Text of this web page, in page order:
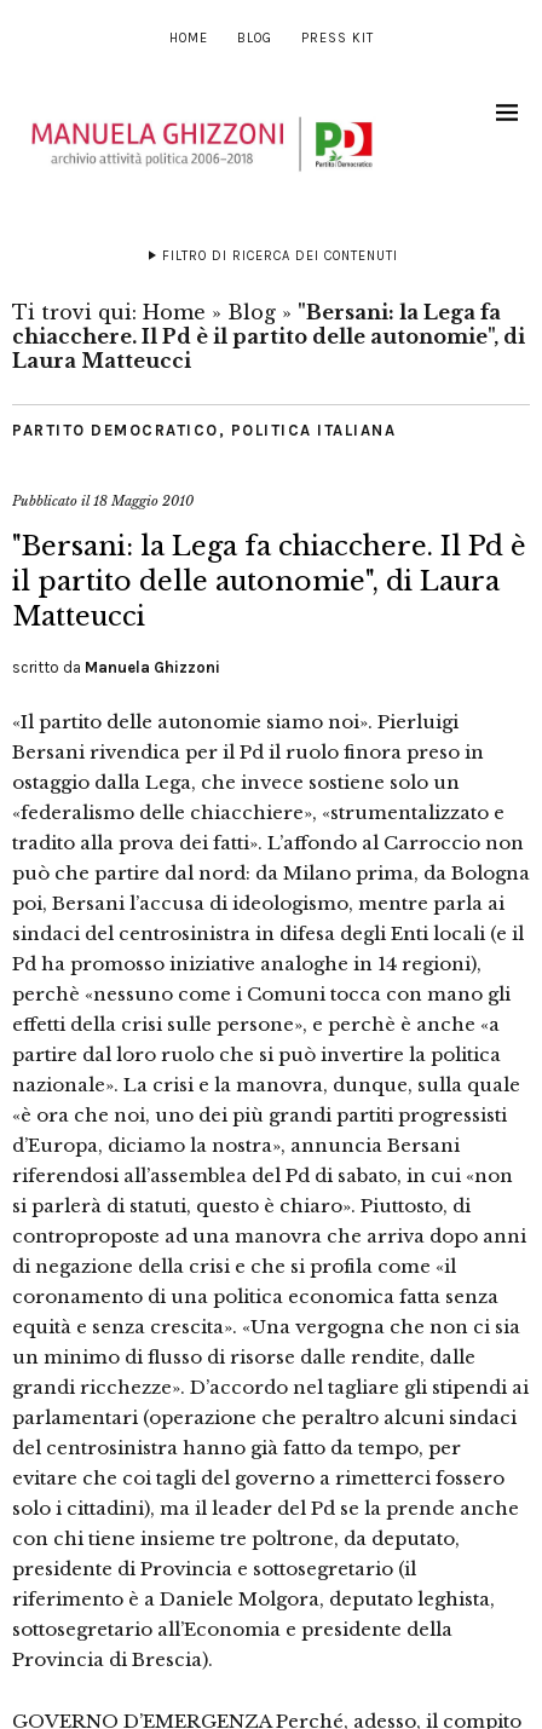
HOME BLOG PRESS KIT
FILTRO DI RICERCA DEI CONTENUTI
Ti trovi qui: Home » Blog » "Bersani: la Lega fa
chiacchere. Il Pd è il partito delle autonomie", di
Laura Matteucci
PARTITO DEMOCRATICO , POLITICA ITALIANA
Pubblicato il18 Maggio 2010
"Bersani: la Lega fa chiacchere. Il Pd è
il partito delle autonomie", di Laura
Matteucci
scritto da Manuela Ghizzoni
«Il partito delle autonomie siamo noi». Pierluigi
Bersani rivendica per il Pd il ruolo finora preso in
ostaggio dalla Lega, che invece sostiene solo un
«federalismo delle chiacchiere», «strumentalizzato e
tradito alla prova dei fatti». L’affondo al Carroccio non
può che partire dal nord: da Milano prima, da Bologna
poi, Bersani l’accusa di ideologismo, mentre parla ai
sindaci del centrosinistra in difesa degli Enti locali (e il
Pd ha promosso iniziative analoghe in 14 regioni),
perchè «nessuno come i Comuni tocca con mano gli
effetti della crisi sulle persone», e perchè è anche «a
partire dal loro ruolo che si può invertire la politica
nazionale». La crisi e la manovra, dunque, sulla quale
«è ora che noi, uno dei più grandi partiti progressisti
d’Europa, diciamo la nostra», annuncia Bersani
riferendosi all’assemblea del Pd di sabato, in cui «non
si parlerà di statuti, questo è chiaro». Piuttosto, di
controproposte ad una manovra che arriva dopo anni
di negazione della crisi e che si profila come «il
coronamento di una politica economica fatta senza
equità e senza crescita». «Una vergogna che non ci sia
un minimo di flusso di risorse dalle rendite, dalle
grandi ricchezze». D’accordo nel tagliare gli stipendi ai
parlamentari (operazione che peraltro alcuni sindaci
del centrosinistra hanno già fatto da tempo, per
evitare che coi tagli del governo a rimetterci fossero
solo i cittadini), ma il leader del Pd se la prende anche
con chi tiene insieme tre poltrone, da deputato,
presidente di Provincia e sottosegretario (il
riferimento è a Daniele Molgora, deputato leghista,
sottosegretario all’Economia e presidente della
Provincia di Brescia).
GOVERNO D’EMERGENZA Perché, adesso, il compito